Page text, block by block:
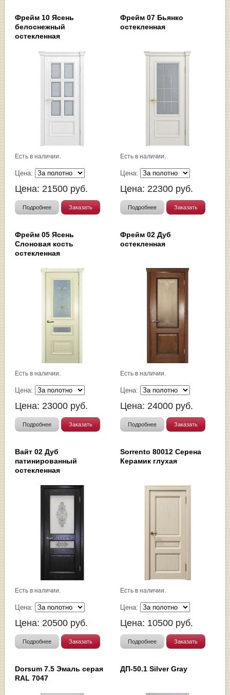
Фрейм 10 Ясень
белоснежный
остекленная
Есть в наличии.
Цена:
Цена: 21500 руб.
Подробнее Заказать
Фрейм 07 Бьянко
остекленная
Есть в наличии.
Цена:
Цена: 22300 руб.
Подробнее Заказать
Фрейм 05 Ясень
Слоновая кость
остекленная
Есть в наличии.
Цена:
Цена: 23000 руб.
Подробнее Заказать
Фрейм 02 Дуб
остекленная
Есть в наличии.
Цена:
Цена: 24000 руб.
Подробнее Заказать
Вайт 02 Дуб
патинированный
остекленная
Есть в наличии.
Цена:
Цена: 20500 руб.
Подробнее Заказать
Sorrento 80012 Серена
Керамик глухая
Есть в наличии.
Цена:
Цена: 10500 руб.
Подробнее Заказать
Dorsum 7.5 Эмаль серая
RAL 7047
ДП-50.1 Silver Gray